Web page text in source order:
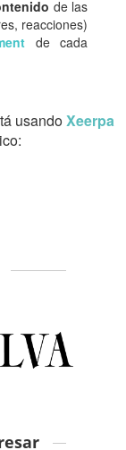
de las
reacciones)
de cada
usandoXeerpa